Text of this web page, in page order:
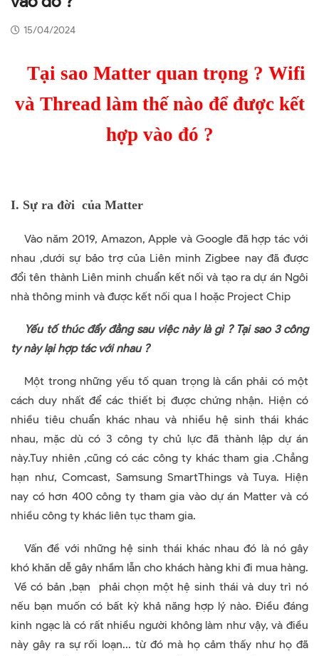
15/04/2024
Tại sao Matter quan trọng ? Wifi
và Thread làm thế nào để được kết
hợp vào đó ?
I. Sự ra đời của Matter
Vào năm 2019, Amazon, Apple và Google đã hợp tác với
nhau ,dưới sự bảo trợ của Liên minh Zigbee nay đã được
đổi tên thành Liên minh chuẩn kết nối và tạo ra dự án Ngôi
nhà thông minh và được kết nối qua I hoặc Project Chip
Yếu tố thúc đẩy đằng sau việc này là gì ? Tại sao 3 công
ty này lại hợp tác với nhau ?
Một trong những yếu tố quan trọng là cần phải có một
cách duy nhất để các thiết bị được chứng nhận. Hiện có
nhiều tiêu chuẩn khác nhau và nhiều hệ sinh thái khác
nhau, mặc dù có 3 công ty chủ lực đã thành lập dự án
này.Tuy nhiên ,cũng có các công ty khác tham gia .Chẳng
hạn như, Comcast, Samsung SmartThings và Tuya. Hiện
nay có hơn 400 công ty tham gia vào dự án Matter và có
nhiều công ty khác liên tục tham gia.
Vấn đề với những hệ sinh thái khác nhau đó là nó gây
khó khăn dễ gây nhầm lẫn cho khách hàng khi đi mua hàng.
Về có bản ,bạn phải chọn một hệ sinh thái và duy trì nó
nếu bạn muốn có bất kỳ khả năng hợp lý nào. Điều đáng
kinh ngạc là có rất nhiều người không làm như vậy, và điều
này gây ra sự rối loạn... từ đó mà họ cảm thấy như họ đã